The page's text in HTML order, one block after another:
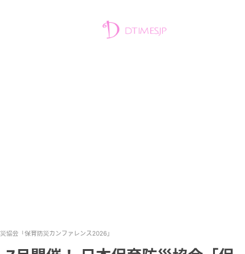
協会「保育防災カンファレンス2026」